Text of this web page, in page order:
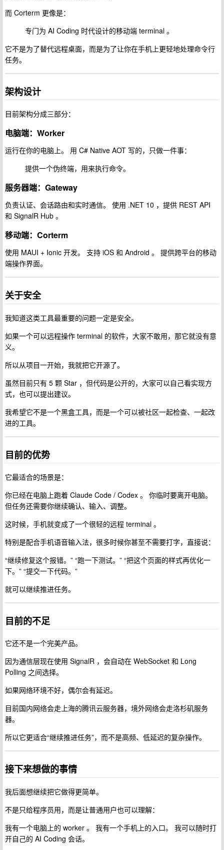
而 Corterm 更像是：
专门为 AI Coding 时代设计的移动端 terminal 。
它不是为了替代远程桌面，而是为了让你在手机上更轻地处理命令行
任务。
架构设计
目前架构分成三部分：
电脑端：Worker
运行在你的电脑上。 用 C# Native AOT 写的，只做一件事：
提供一个伪终端，用来执行命令。
服务器端：Gateway
负责认证、会话路由和实时通信。 使用 .NET 10 ，提供 REST API
和 SignalR Hub 。
移动端：Corterm
使用 MAUI + Ionic 开发。 支持 iOS 和 Android 。 提供跨平台的移动
端操作界面。
关于安全
我知道这类工具最重要的问题一定是安全。
如果一个可以远程操作 terminal 的软件，大家不敢用，那它就没有意
义。
所以从项目一开始，我就把它开源了。
虽然目前只有 5 颗 Star ，但代码是公开的，大家可以自己看实现方
式，也可以提出建议。
我希望它不是一个黑盒工具，而是一个可以被社区一起检查、一起改
进的工具。
目前的优势
它最适合的场景是：
你已经在电脑上跑着 Claude Code / Codex 。 你临时要离开电脑。
但任务还需要你继续确认、输入、调整。
这时候，手机就变成了一个很轻的远程 terminal 。
特别是配合手机语音输入法，很多时候你甚至不需要打字，直接说：
“继续修复这个报错。” “跑一下测试。” “把这个页面的样式再优化一
下。” “提交一下代码。”
就可以继续推进任务。
目前的不足
它还不是一个完美产品。
因为通信层现在使用 SignalR ，会自动在 WebSocket 和 Long
Polling 之间选择。
如果网络环境不好，偶尔会有延迟。
目前国内网络会走上海的腾讯云服务器，境外网络会走洛杉矶服务
器。
所以它更适合“继续推进任务”，而不是高频、低延迟的复杂操作。
接下来想做的事情
我后面想继续把它做得更简单。
不是只给程序员用，而是让普通用户也可以理解：
我有一个电脑上的 worker 。 我有一个手机上的入口。 我可以随时打
开自己的 AI Coding 会话。